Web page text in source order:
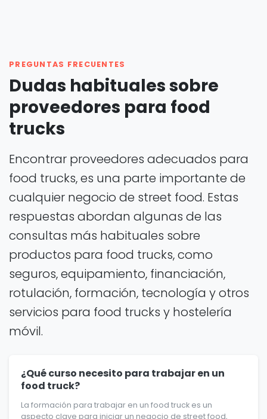
PREGUNTAS FRECUENTES
Dudas habituales sobre
proveedores para food
trucks
Encontrar proveedores adecuados para
food trucks, es una parte importante de
cualquier negocio de street food. Estas
respuestas abordan algunas de las
consultas más habituales sobre
productos para food trucks, como
seguros, equipamiento, financiación,
rotulación, formación, tecnología y otros
servicios para food trucks y hostelería
móvil.
¿Qué curso necesito para trabajar en un
food truck?
La formación para trabajar en un food truck es un
aspecto clave para iniciar un negocio de street food,